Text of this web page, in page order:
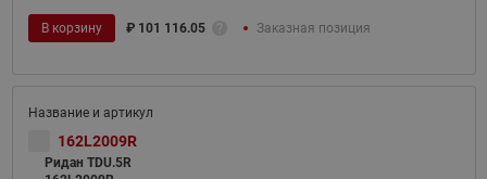
В корзину ₽ 101 116.05 Заказная позиция
162L2009R
Ридан TDU.5R